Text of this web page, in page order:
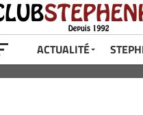
ACTUALITÉ